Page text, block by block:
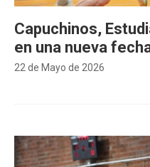
22 de Mayo de 2026
Capuchinos,
en una nueva